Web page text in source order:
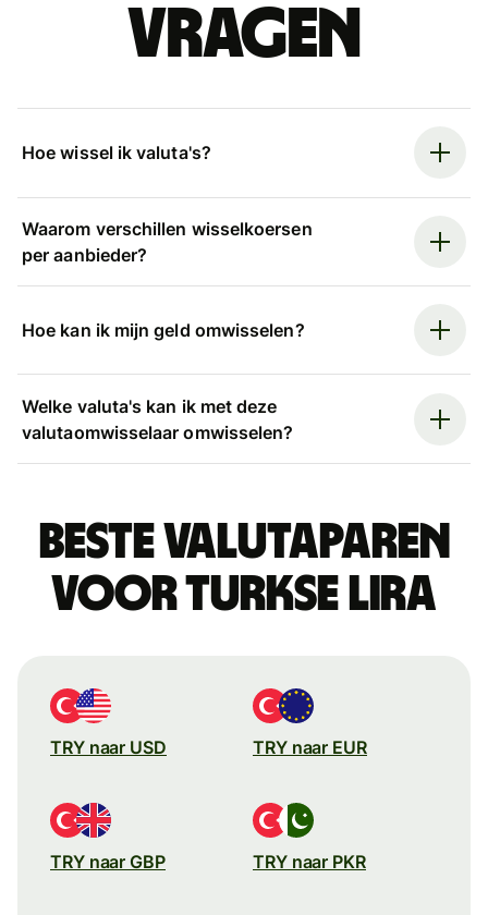
vragen
Hoe wissel ik valuta's?
Waarom verschillen wisselkoersen
per aanbieder?
Hoe kan ik mijn geld omwisselen?
Welke valuta's kan ik met deze
valutaomwisselaar omwisselen?
Beste valutaparen
voor Turkse lira
TRY naar USD TRY naar EUR
TRY naar GBP TRY naar PKR